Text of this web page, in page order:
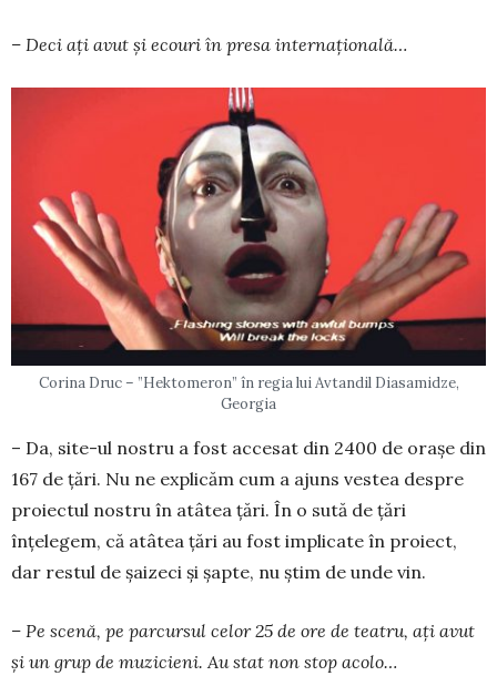
– Deci ați avut și ecouri în presa inter­na­țio­nală…
Corina Druc – ”Hektomeron” în regia lui Avtandil Diasamidze,
Georgia
– Da, site-ul nostru a fost accesat din 2400 de orașe din
167 de țări. Nu ne explicăm cum a ajuns vestea despre
proiectul nostru în atâtea țări. În o sută de țări
înțelegem, că atâtea țări au fost implicate în proiect,
dar restul de șaizeci și șapte, nu știm de unde vin.
– Pe scenă, pe parcursul celor 25 de ore de teatru, ați avut
și un grup de muzicieni. Au stat non stop acolo…